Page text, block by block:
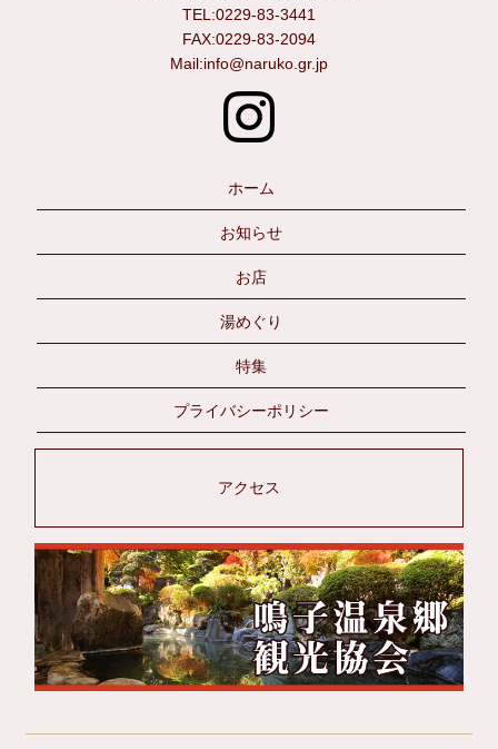
TEL:0229-83-3441
FAX:0229-83-2094
Mail:info@naruko.gr.jp
ホーム
お知らせ
お店
湯めぐり
特集
プライバシーポリシー
アクセス